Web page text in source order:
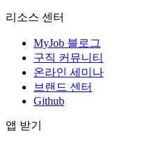
리소스 센터
MyJob 블로그
구직 커뮤니티
온라인 세미나
브랜드 센터
Github
앱 받기